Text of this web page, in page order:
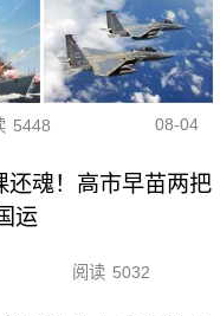
5448 08-04
还魂！高市早苗两把
运
阅读 5032